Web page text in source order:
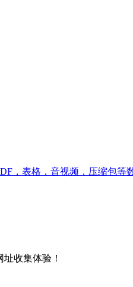
，表格，音视频，压缩包
收集体验！